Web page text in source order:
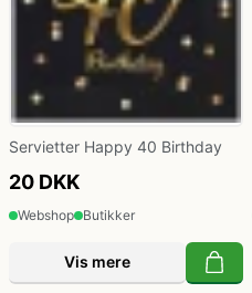
Servietter Happy 40 Birthday
20 DKK
Webshop Butikker
Vis mere